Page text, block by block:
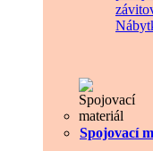
Spojovací